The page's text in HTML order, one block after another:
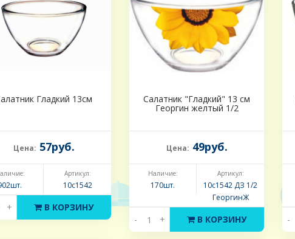
Гладкий 13см
Цена: 57руб.
Артикул:
10с1542
+ В КОРЗИНУ
Салатник "Гладкий" 13 см
Георгин желтый 1/2
Цена: 49руб.
Наличие:
170шт.
Артикул:
10с1542 ДЗ 1/2
ГеоргинЖ
- + В КОРЗИНУ -